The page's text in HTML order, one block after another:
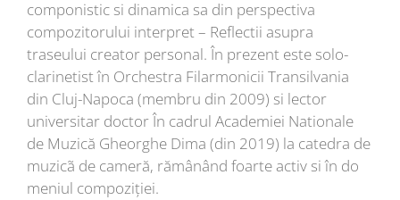
componistic si dinamica sa din perspectiva
compozitorului interpret – Reflectii asupra
traseului creator personal. În prezent este solo-
clarinetist în Orchestra Filarmonicii Transilvania
din Cluj-Napoca (membru din 2009) si lector
universitar doctor În cadrul Academiei Nationale
de Muzică Gheorghe Dima (din 2019) la catedra de
muzicã de cameră, rămânând foarte activ si în do
meniul compoziției.